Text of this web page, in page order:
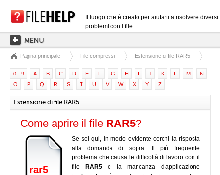
Il luogo che è creato per aiutarti a risolvere diversi
problemi con i file.
PAGINA PRINCIPALE
CATEGORIE DELLE ESTENSIONI
CATEGORIE DEI DRIVER
FILE DLL
CONVERSIONI DI FILE
SOFTWARE
Pagina principale File compressi Estensione di file RAR5
0 - 9 A B C D E F G H I J K L M
N
O
P Q R S T U V W X Y Z
Estensione di file RAR5
Come aprire il file RAR5?
rar5
Se sei qui, in modo evidente cerchi la risposta
alla domanda di sopra. Il più frequente
problema che causa le difficoltà di lavoro con il
file
RAR5e la mancanza d'applicazione